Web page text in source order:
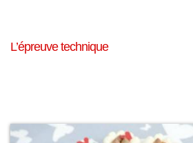
L’épreuve technique